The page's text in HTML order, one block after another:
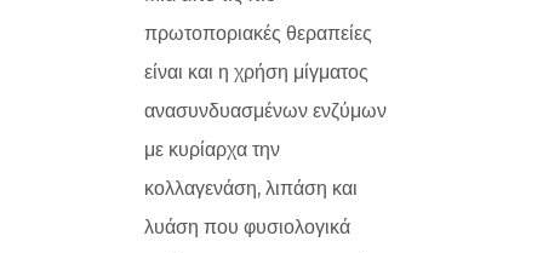
πρωτοποριακές θεραπείες
είναι και η χρήση μίγματος
ανασυνδυασμένων ενζύμων
με κυρίαρχα την
κολλαγενάση, λιπάση και
λυάση που φυσιολογικά